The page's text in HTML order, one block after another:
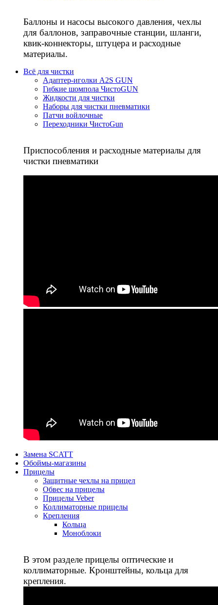
Баллоны и насосы высокого давления, чехлы
для баллонов, заправочные станции, шланги,
квик-коннекторы, штуцера и расходные
материалы.
Всё для чистки
Адаптер-иголки A2S GUN
Гибкие шомпола ЧистоGUN
Жидкости для чистки
Наборы для чистки пневматики
Патчи войлочные
Переходники ЧистоGun
Приспособления и расходные материалы для
чистки пневматики
Замена SCATT
Обоймы-магазины
Прицелы
Защитные чехлы на прицел
Обвес на прицелы
Прицелы Veber
Коллиматорные прицелы
Крепления
Кольца
Моноблоки
В этом разделе прицелы оптические и
коллиматорные. Кронштейны, кольца для
крепления.